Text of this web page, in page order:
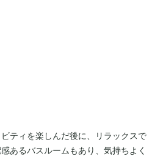
ティを楽しんだ後に、リラックスで
あるバスルームもあり、気持ちよく